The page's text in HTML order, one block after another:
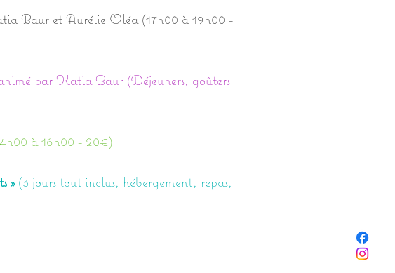
Baur et Aurélie Oléa (17h00 à 19h00 -
par Katia Baur (Déjeuners, goûters
à 16h00 - 20€)
» (3 jours tout inclus, hébergement, repas,